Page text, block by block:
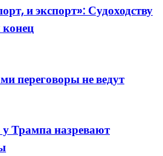
и экспорт»: Судоходству
переговоры не ведут
у Трампа назревают